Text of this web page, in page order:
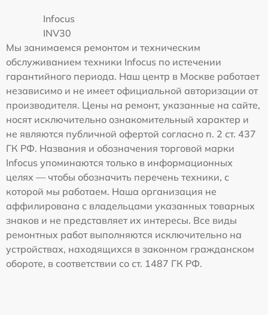
Infocus
INV30
Мы занимаемся ремонтом и техническим
обслуживанием техники Infocus по истечении
гарантийного периода. Наш центр в Москве работает
независимо и не имеет официальной авторизации от
производителя. Цены на ремонт, указанные на сайте,
носят исключительно ознакомительный характер и
не являются публичной офертой согласно п. 2 ст. 437
ГК РФ. Названия и обозначения торговой марки
Infocus упоминаются только в информационных
целях — чтобы обозначить перечень техники, с
которой мы работаем. Наша организация не
аффилирована с владельцами указанных товарных
знаков и не представляет их интересы. Все виды
ремонтных работ выполняются исключительно на
устройствах, находящихся в законном гражданском
обороте, в соответствии со ст. 1487 ГК РФ.